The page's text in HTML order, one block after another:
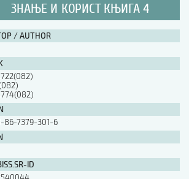
ЗНАЊЕ И КОРИСТ КЊИГА 4
/ AUTHOR
86-7379-301-6
ID